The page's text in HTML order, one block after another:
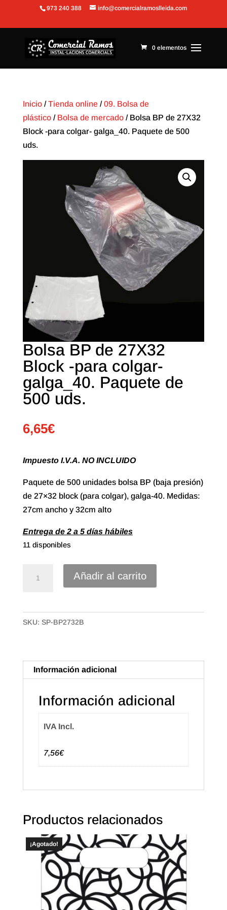
Abrir barra de herramientas
973 240 388 info@comercialramoslleida.com
0 elementos
Inicio/Tienda online/09. Bolsa de
plástico/ Bolsa de mercado/ Bolsa BP de 27X32
Block -para colgar- galga_40. Paquete de 500
uds.
Bolsa BP de 27X32
Block -para colgar-
galga_40. Paquete de
500 uds.
6,65€
Impuesto I.V.A. NO INCLUIDO
Paquete de 500 unidades bolsa BP (baja presión)
de 27×32 block (para colgar), galga-40. Medidas:
27cm ancho y 32cm alto
Entrega de 2 a 5 días hábiles
11 disponibles
27X32
Block
colgar-
galga_40.
Paquete
cantidad
Añadir al carrito
SKU: SP-BP2732B
Información adicional
Información adicional
IVA Incl.
7,56€
Productos relacionados
¡Agotado!